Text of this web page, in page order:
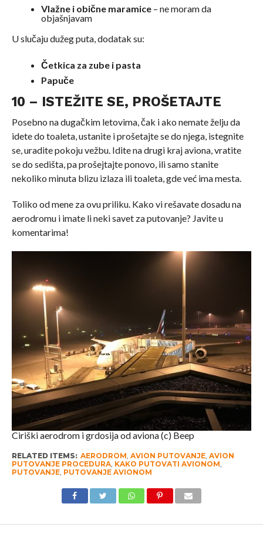
Vlažne i obične maramice – ne moram da
objašnjavam
U slučaju dužeg puta, dodatak su:
Četkica za zube i pasta
Papuče
10 – ISTEŽITE SE, PROŠETAJTE
Posebno na dugačkim letovima, čak i ako nemate želju da
idete do toaleta, ustanite i prošetajte se do njega, istegnite
se, uradite pokoju vežbu. Idite na drugi kraj aviona, vratite
se do sedišta, pa prošejtajte ponovo, ili samo stanite
nekoliko minuta blizu izlaza ili toaleta, gde već ima mesta.
Toliko od mene za ovu priliku. Kako vi rešavate dosadu na
aerodromu i imate li neki savet za putovanje? Javite u
komentarima!
Ciriški aerodrom i grdosija od aviona (c) Beep
RELATED ITEMS: AERODROM, AVION PUTOVANJE, AVION
PUTOVANJE PROCEDURA, KAKO PUTOVATI AVIONOM,
PUTOVANJE, PUTOVANJE AVIONOM